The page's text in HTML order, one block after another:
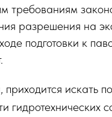
требованиям
разрешения на
подготовки к
искать
гидротехнических